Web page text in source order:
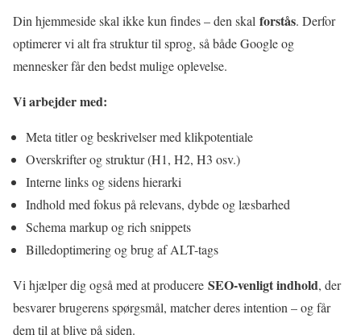
Din hjemmeside skal ikke kun findes – den skal forstås. Derfor
optimerer vi alt fra struktur til sprog, så både Google og
mennesker får den bedst mulige oplevelse.
Vi arbejder med:
Meta titler og beskrivelser med klikpotentiale
Overskrifter og struktur (H1, H2, H3 osv.)
Interne links og sidens hierarki
Indhold med fokus på relevans, dybde og læsbarhed
Schema markup og rich snippets
Billedoptimering og brug af ALT-tags
Vi hjælper dig også med at producere SEO-venligt indhold, der
besvarer brugerens spørgsmål, matcher deres intention – og får
dem til at blive på siden.